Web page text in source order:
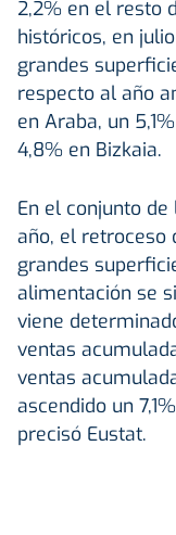
2,2% en el resto
históricos, en
grandes
respecto al año
en Araba, un
4,8% en Bizkaia.
En el conjunto
año, el retroceso
grandes
alimentación se
viene
ventas
ventas
ascendido un
precisó Eustat.